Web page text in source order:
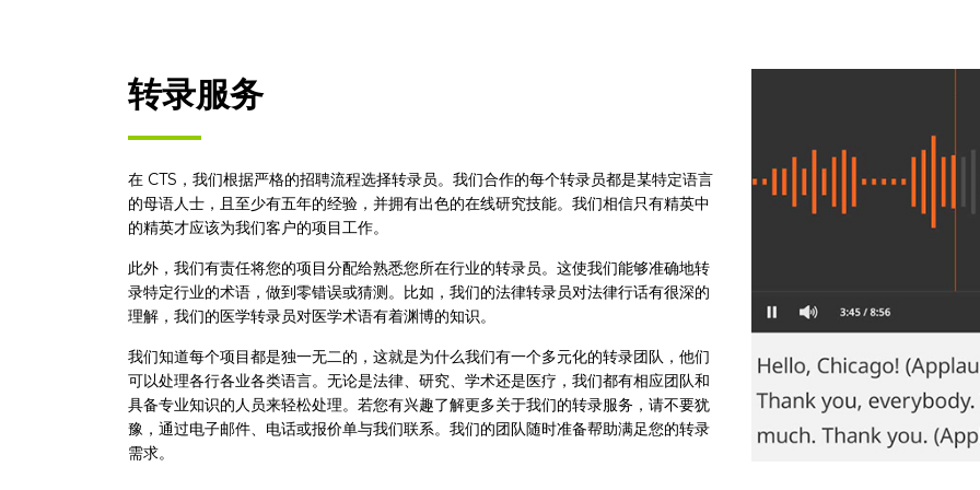
转录服务
在 CTS，我们根据严格的招聘流程选择转录员。我们合作的每个转录员都是某特定语言
的母语人士，且至少有五年的经验，并拥有出色的在线研究技能。我们相信只有精英中
的精英才应该为我们客户的项目工作。
此外，我们有责任将您的项目分配给熟悉您所在行业的转录员。这使我们能够准确地转
录特定行业的术语，做到零错误或猜测。比如，我们的法律转录员对法律行话有很深的
理解，我们的医学转录员对医学术语有着渊博的知识。
我们知道每个项目都是独一无二的，这就是为什么我们有一个多元化的转录团队，他们
可以处理各行各业各类语言。无论是法律、研究、学术还是医疗，我们都有相应团队和
具备专业知识的人员来轻松处理。若您有兴趣了解更多关于我们的转录服务，请不要犹
豫，通过电子邮件、电话或报价单与我们联系。我们的团队随时准备帮助满足您的转录
需求。